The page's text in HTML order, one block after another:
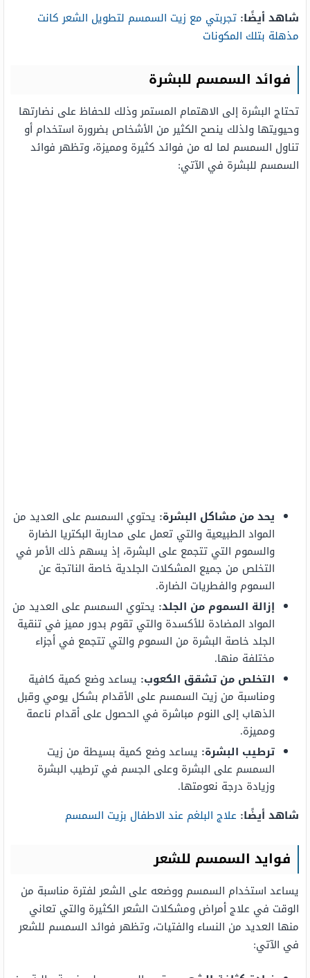
شاهد أيضًا: تجربتي مع زيت السمسم لتطويل الشعر كانت
مذهلة بتلك المكونات
فوائد السمسم للبشرة
تحتاج البشرة إلى الاهتمام المستمر وذلك للحفاظ على نضارتها
وحيويتها ولذلك ينصح الكثير من الأشخاص بضرورة استخدام أو
تناول السمسم لما له من فوائد كثيرة ومميزة، وتظهر فوائد
السمسم للبشرة في الآتي:
يحد من مشاكل البشرة: يحتوي السمسم على العديد من
المواد الطبيعية والتي تعمل على محاربة البكتريا الضارة
والسموم التي تتجمع على البشرة، إذ يسهم ذلك الأمر في
التخلص من جميع المشكلات الجلدية خاصة الناتجة عن
السموم والفطريات الضارة.
إزالة السموم من الجلد: يحتوي السمسم على العديد من
المواد المضادة للأكسدة والتي تقوم بدور مميز في تنقية
الجلد خاصة البشرة من السموم والتي تتجمع في أجزاء
مختلفة منها.
التخلص من تشقق الكعوب: يساعد وضع كمية كافية
ومناسبة من زيت السمسم على الأقدام بشكل يومي وقبل
الذهاب إلى النوم مباشرة في الحصول على أقدام ناعمة
ومميزة.
ترطيب البشرة: يساعد وضع كمية بسيطة من زيت
السمسم على البشرة وعلى الجسم في ترطيب البشرة
وزيادة درجة نعومتها.
شاهد أيضًا: علاج البلغم عند الاطفال بزيت السمسم
فوايد السمسم للشعر
يساعد استخدام السمسم ووضعه على الشعر لفترة مناسبة من
الوقت في علاج أمراض ومشكلات الشعر الكثيرة والتي تعاني
منها العديد من النساء والفتيات، وتظهر فوائد السمسم للشعر
في الآتي: